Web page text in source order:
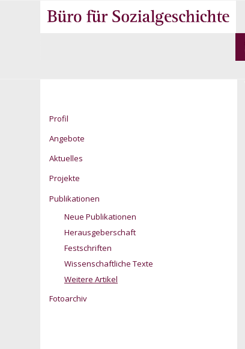
Profil
Angebote
Aktuelles
Projekte
Publikationen
Neue Publikationen
Herausgeberschaft
Festschriften
Wissenschaftliche Texte
Weitere Artikel
Fotoarchiv